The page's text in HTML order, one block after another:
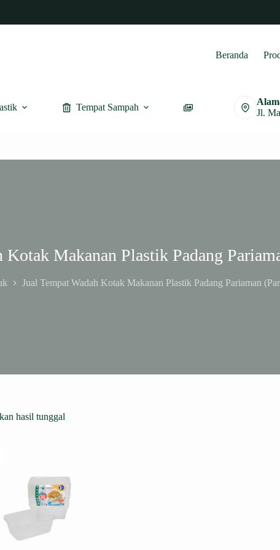
Beranda
Tempat Sampah
Jl.
Kotak Makanan Plastik Padang
Jual Tempat Wadah Kotak Makanan Plastik Padang Pariaman
hasil tunggal